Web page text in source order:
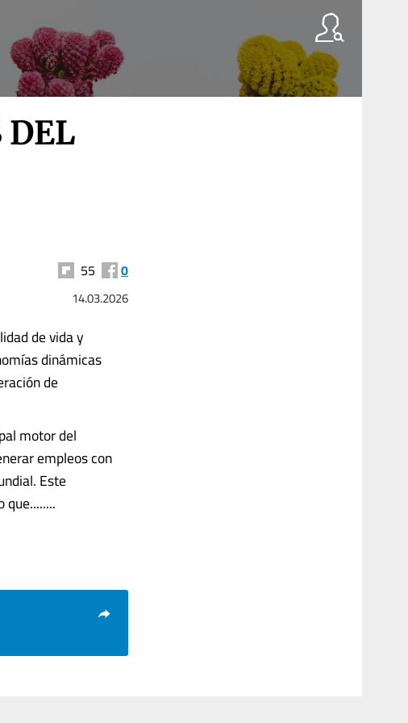
DEL
55 0
14.03.2026
de vida y
dinámicas
de
motor del
empleos con
Este